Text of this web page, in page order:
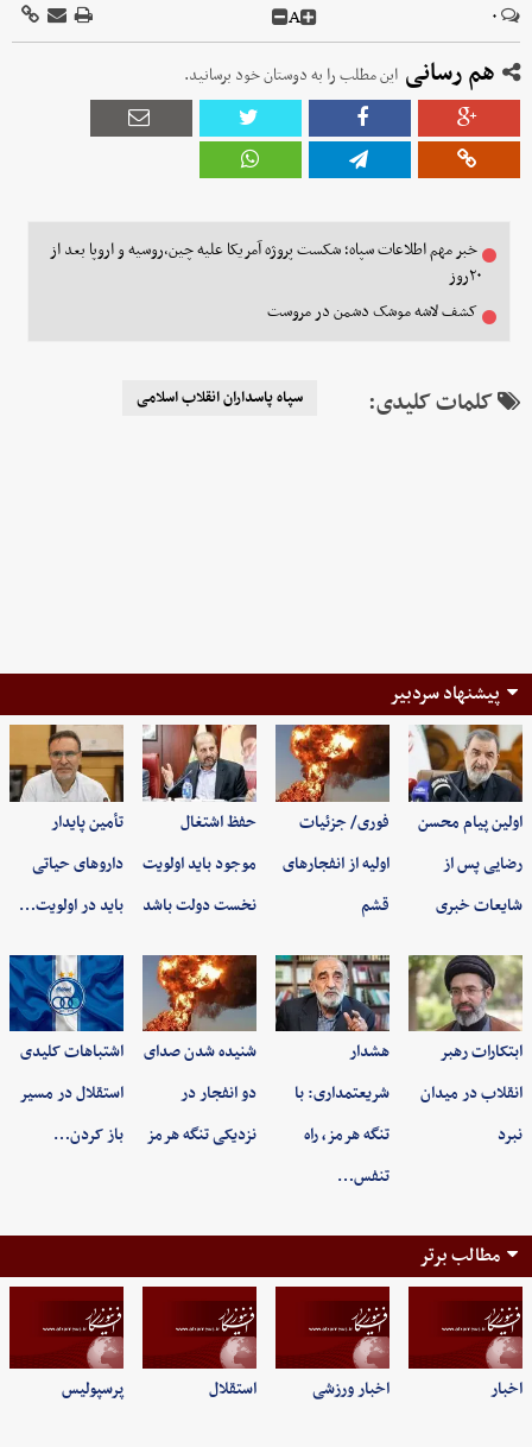
۰ A
هم رسانی این مطلب را به دوستان خود برسانید.
خبر مهم اطلاعات سپاه؛ شکست پروژه آمریکا علیه چین،روسیه و اروپا بعد از
۲۰روز
کشف لاشه موشک دشمن در مروست
کلمات کلیدی: سپاه پاسداران انقلاب اسلامی
پیشنهاد سردبیر
اولین پیام محسن
رضایی پس از
شایعات خبری
فوری/ جزئیات
اولیه از انفجارهای
قشم
حفظ اشتغال
موجود باید اولویت
نخست دولت باشد
تأمین پایدار
داروهای حیاتی
باید در اولویت…
ابتکارات رهبر
انقلاب در میدان
نبرد
هشدار
شریعتمداری: با
تنگه هرمز، راه
تنفس…
شنیده شدن صدای
دو انفجار در
نزدیکی تنگه هرمز
اشتباهات کلیدی
استقلال در مسیر
باز کردن…
مطالب برتر
اخبار اخبار ورزشی استقلال پرسپولیس